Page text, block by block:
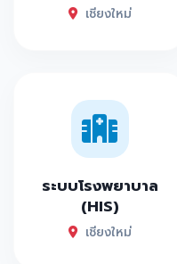
เชียงใหม่
ระบบโรงพยาบาล
(HIS)
เชียงใหม่